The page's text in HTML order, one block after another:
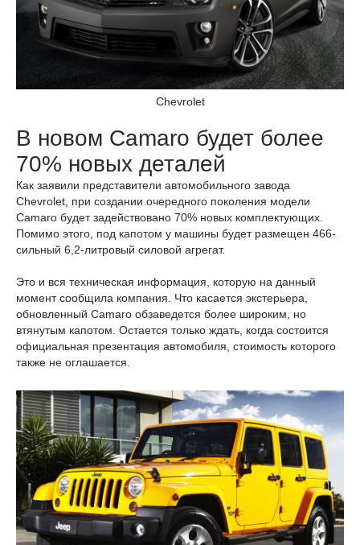
Chevrolet
В новом Camaro будет более
70% новых деталей
Как заявили представители автомобильного завода
Chevrolet, при создании очередного поколения модели
Camaro будет задействовано 70% новых комплектующих.
Помимо этого, под капотом у машины будет размещен 466-
сильный 6,2-литровый силовой агрегат.
Это и вся техническая информация, которую на данный
момент сообщила компания. Что касается экстерьера,
обновленный Camaro обзаведется более широким, но
втянутым капотом. Остается только ждать, когда состоится
официальная презентация автомобиля, стоимость которого
также не оглашается.